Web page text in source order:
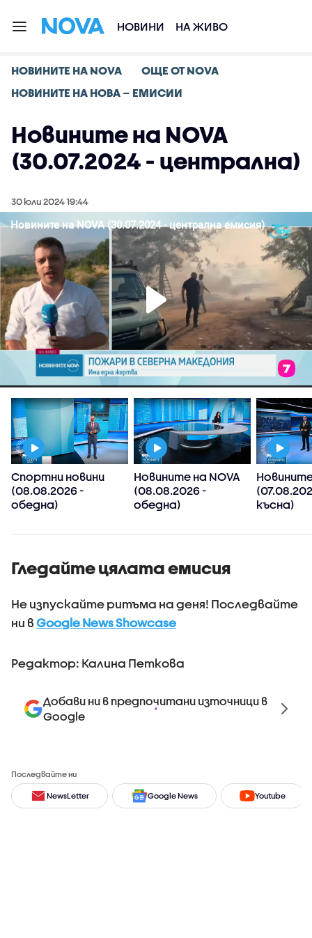
НОВИНИ НА ЖИВО
НОВИНИТЕ НА NOVA
ОЩЕ ОТ NOVA
НОВИНИТЕ НА НОВА – ЕМИСИИ
Новините на NOVA
(30.07.2024 - централна)
30 юли 2024 19:44
Спортни новини
(08.08.2026 -
обедна)
Новините на NOVA
(08.08.2026 -
обедна)
късна)
Гледайте цялата емисия
Не изпускайте ритъма на деня! Последвайте
ни в Google News Showcase
Редактор: Калина Петкова
Добави ни в предпочитани източници в
Google
Последвайте ни
NewsLetter Google News Youtube